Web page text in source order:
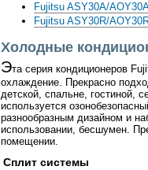
Fujitsu ASY30A/
Fujitsu ASY30R/
Холодные
Эта серия кондиционеров
охлаждение. Прекрасно
детской, спальне, гостиной,
используется
разнообразным дизайном и
использовании, бесшумен.
помещении.
Сплит системы